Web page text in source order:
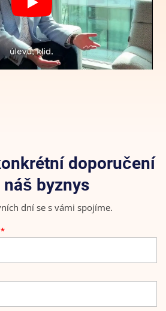
doporučení
náš byznys
dní se s vámi spojíme.